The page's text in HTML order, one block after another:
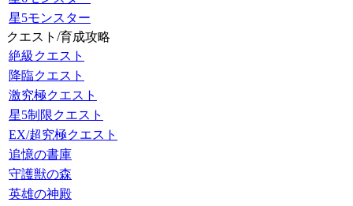
星5モンスター
クエスト/育成攻略
絶級クエスト
降臨クエスト
激究極クエスト
星5制限クエスト
EX/超究極クエスト
追憶の書庫
守護獣の森
英雄の神殿